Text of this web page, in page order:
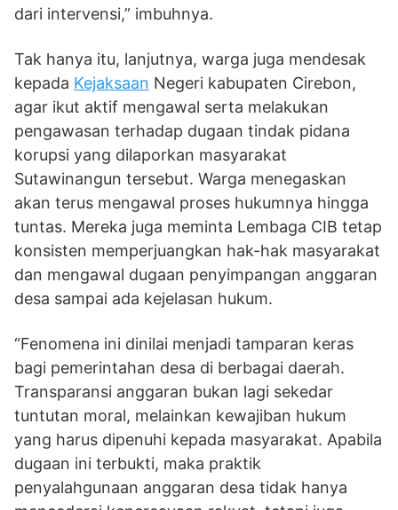
dari intervensi,” imbuhnya.
Tak hanya itu, lanjutnya, warga juga mendesak
kepada Kejaksaan Negeri kabupaten Cirebon,
agar ikut aktif mengawal serta melakukan
pengawasan terhadap dugaan tindak pidana
korupsi yang dilaporkan masyarakat
Sutawinangun tersebut. Warga menegaskan
akan terus mengawal proses hukumnya hingga
tuntas. Mereka juga meminta Lembaga CIB tetap
konsisten memperjuangkan hak-hak masyarakat
dan mengawal dugaan penyimpangan anggaran
desa sampai ada kejelasan hukum.
“Fenomena ini dinilai menjadi tamparan keras
bagi pemerintahan desa di berbagai daerah.
Transparansi anggaran bukan lagi sekedar
tuntutan moral, melainkan kewajiban hukum
yang harus dipenuhi kepada masyarakat. Apabila
dugaan ini terbukti, maka praktik
penyalahgunaan anggaran desa tidak hanya